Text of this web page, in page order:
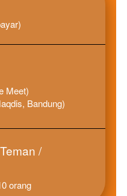
Meet)
Bandung)
/
orang